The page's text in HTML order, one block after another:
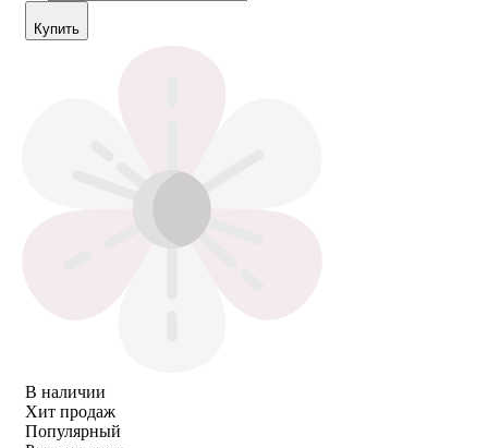
Купить
В наличии
Хит продаж
Популярный